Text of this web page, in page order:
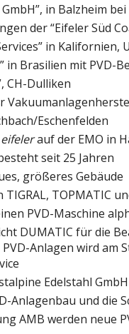
in Balzheim bei
der “Eifeler Süd
in Kalifornien,
in Brasilien mit PVD-
CH-Dulliken
Eschenfelden
eifelerauf der EMO in
seit 25 Jahren
größeres Gebäude
TOPMATIC
PVD-Maschine
DUMATIC für die
Anlagen wird am
Edelstahl
Anlagenbau und die
AMB werden neue